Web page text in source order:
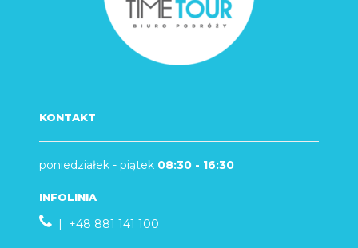
KONTAKT
poniedziałek - piątek 08:30 - 16:30
INFOLINIA
| +48 881 141 100